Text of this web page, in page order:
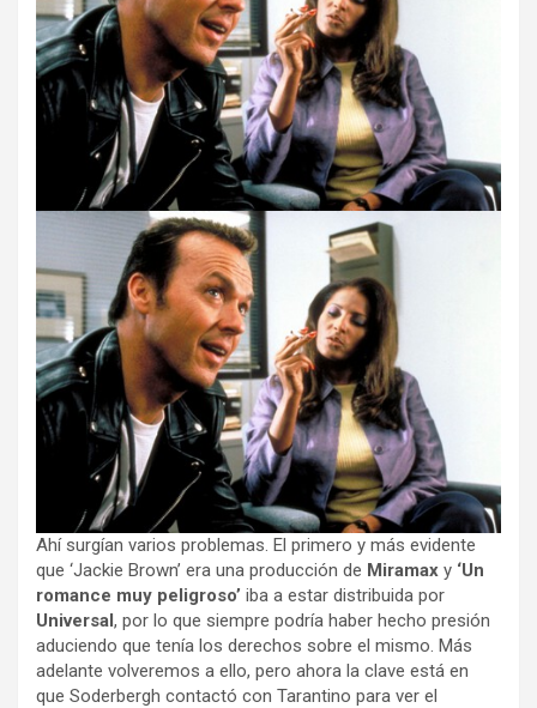
Ahí surgían varios problemas. El primero y más evidente
que ‘Jackie Brown’ era una producción de Miramax y ‘Un
romance muy peligroso’ iba a estar distribuida por
Universal, por lo que siempre podría haber hecho presión
aduciendo que tenía los derechos sobre el mismo. Más
adelante volveremos a ello, pero ahora la clave está en
que Soderbergh contactó con Tarantino para ver el